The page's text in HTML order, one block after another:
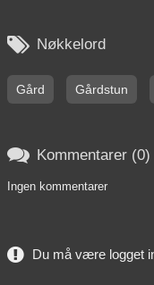
 Nøkkelord
Gård Gårdstun
 Kommentarer (0)
Ingen kommentarer
Du må være logget